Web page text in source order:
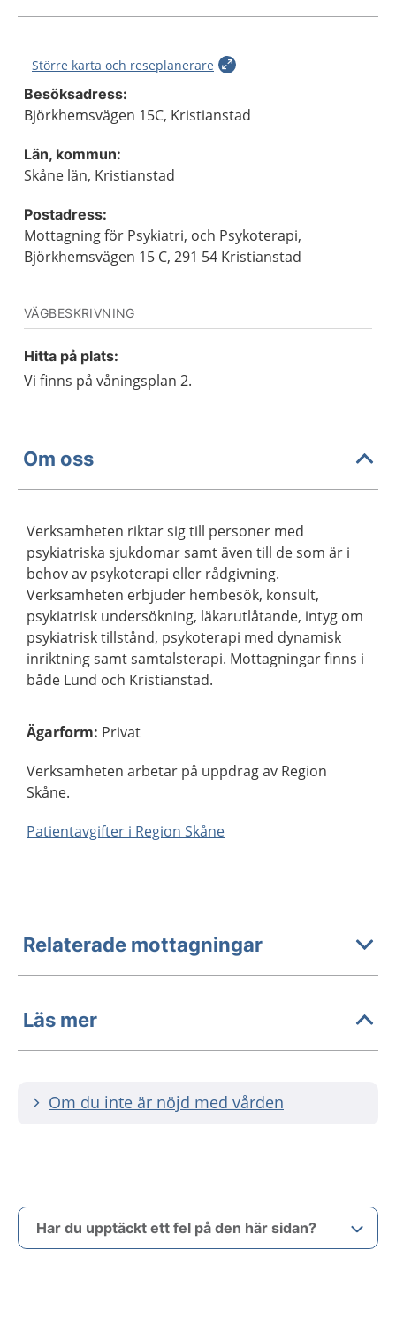
Större karta och reseplanerare
Besöksadress:
Björkhemsvägen 15C, Kristianstad
Län, kommun:
Skåne län, Kristianstad
Postadress:
Mottagning för Psykiatri, och Psykoterapi,
Björkhemsvägen 15 C, 291 54 Kristianstad
VÄGBESKRIVNING
Hitta på plats:
Vi finns på våningsplan 2.
Om oss
Verksamheten riktar sig till personer med
psykiatriska sjukdomar samt även till de som är i
behov av psykoterapi eller rådgivning.
Verksamheten erbjuder hembesök, konsult,
psykiatrisk undersökning, läkarutlåtande, intyg om
psykiatrisk tillstånd, psykoterapi med dynamisk
inriktning samt samtalsterapi. Mottagningar finns i
både Lund och Kristianstad.
Ägarform: Privat
Verksamheten arbetar på uppdrag av Region
Skåne.
Patientavgifter i Region Skåne
Relaterade mottagningar
Läs mer
Om du inte är nöjd med vården
Har du upptäckt ett fel på den här sidan?